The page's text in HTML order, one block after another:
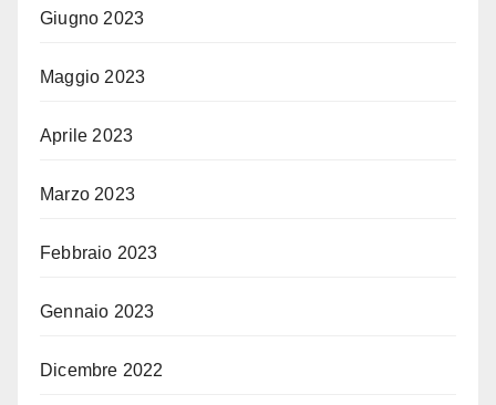
Giugno 2023
Maggio 2023
Aprile 2023
Marzo 2023
Febbraio 2023
Gennaio 2023
Dicembre 2022